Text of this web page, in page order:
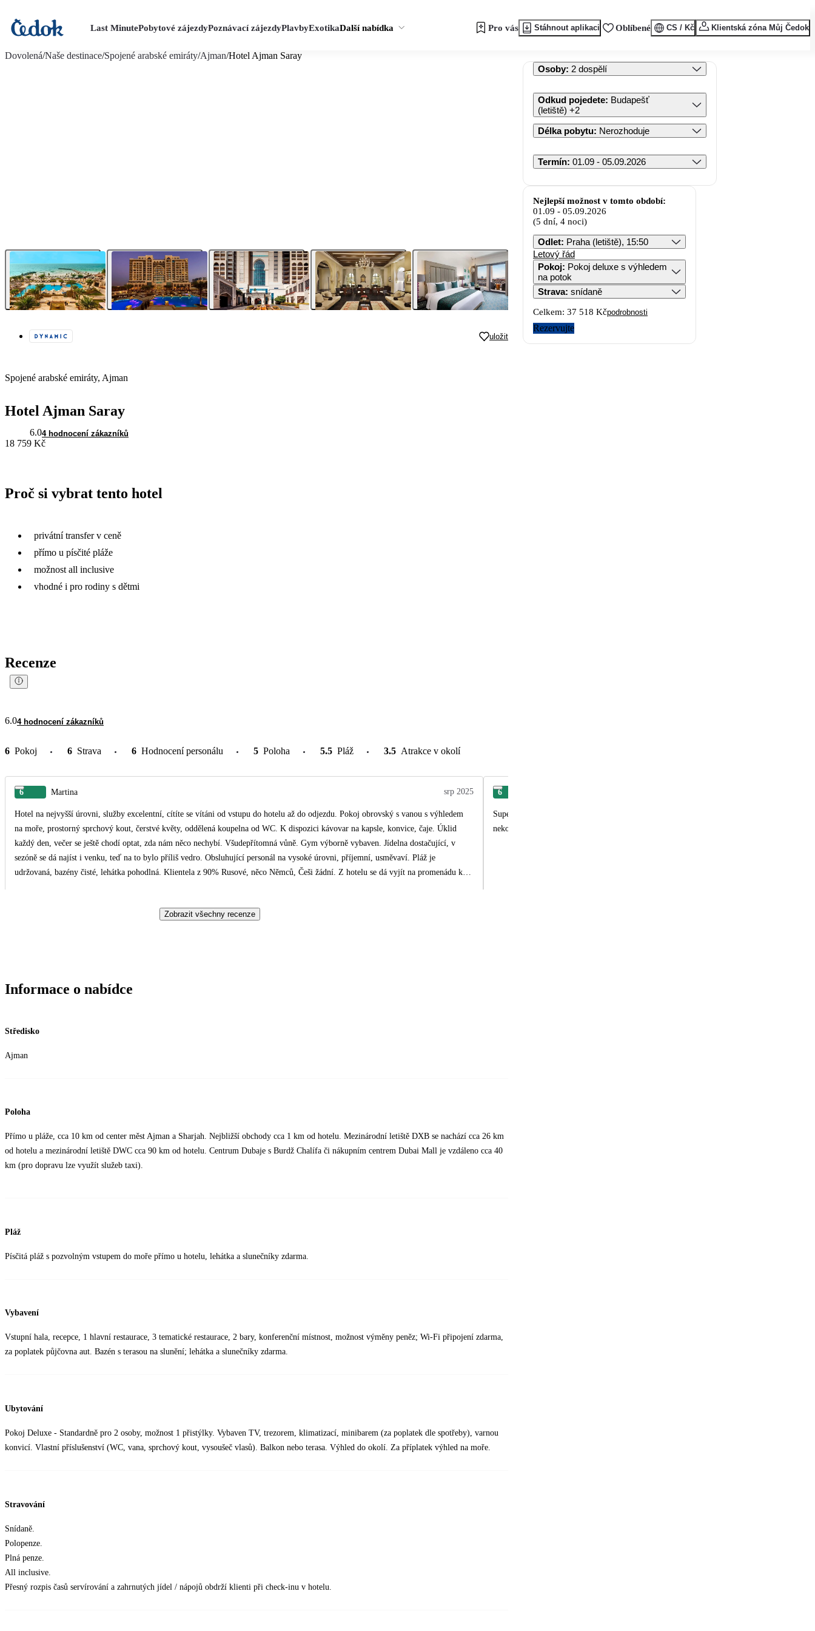
Last MinutePobytové zájezdyPoznávací zájezdyPlavbyExotikaDalší nabídka Pro vás Stáhnout aplikaci Oblíbené CS / Kč Klientská zóna Můj Čedok
Dovolená/Naše destinace/Spojené arabské emiráty/Ajman/Hotel Ajman Saray
uložit
Spojené arabské emiráty, Ajman
Hotel Ajman Saray
6.04 hodnocení zákazníků
18 759 Kč
Proč si vybrat tento hotel
privátní transfer v ceně
přímo u písčité pláže
možnost all inclusive
vhodné i pro rodiny s dětmi
Recenze
6.04 hodnocení zákazníků
6 Pokoj 6 Strava 6 Hodnocení personálu 5 Poloha 5.5 Pláž 3.5 Atrakce v okolí
6 Martina srp 2025
Hotel na nejvyšší úrovni, služby excelentní, cítíte se vítáni od vstupu do hotelu až do odjezdu. Pokoj obrovský s vanou s výhledem
na moře, prostorný sprchový kout, čerstvé květy, oddělená koupelna od WC. K dispozici kávovar na kapsle, konvice, čaje. Úklid
každý den, večer se ještě chodí optat, zda nám něco nechybí. Všudepřítomná vůně. Gym výborně vybaven. Jídelna dostačující, v
sezóně se dá najíst i venku, teď na to bylo příliš vedro. Obsluhující personál na vysoké úrovni, příjemní, usměvaví. Pláž je
udržovaná, bazény čisté, lehátka pohodlná. Klientela z 90% Rusové, něco Němců, Češi žádní. Z hotelu se dá vyjít na promenádu k
vyhodí na terminál a dělej co umíš...jinak let s Emirates úžasný zážitek, to ale víme, že...
6
Super, dobrý termín, skvělé služby hotelu, vynikající pláž, čistota. Delegátka pouze na dálku
nekomunikuje z Prahy. Preferuji setkání na místě, kvůli místní znalosti.
Zobrazit všechny recenze
Informace o nabídce
Středisko
Ajman
Poloha
Přímo u pláže, cca 10 km od center měst Ajman a Sharjah. Nejbližší obchody cca 1 km od hotelu. Mezinárodní letiště DXB se nachází cca 26 km
od hotelu a mezinárodní letiště DWC cca 90 km od hotelu. Centrum Dubaje s Burdž Chalífa či nákupním centrem Dubai Mall je vzdáleno cca 40
km (pro dopravu lze využít služeb taxi).
Pláž
Písčitá pláž s pozvolným vstupem do moře přímo u hotelu, lehátka a slunečníky zdarma.
Vybavení
Vstupní hala, recepce, 1 hlavní restaurace, 3 tematické restaurace, 2 bary, konferenční místnost, možnost výměny peněz; Wi-Fi připojení zdarma,
za poplatek půjčovna aut. Bazén s terasou na slunění; lehátka a slunečníky zdarma.
Ubytování
Pokoj Deluxe - Standardně pro 2 osoby, možnost 1 přistýlky. Vybaven TV, trezorem, klimatizací, minibarem (za poplatek dle spotřeby), varnou
konvicí. Vlastní příslušenství (WC, vana, sprchový kout, vysoušeč vlasů). Balkon nebo terasa. Výhled do okolí. Za příplatek výhled na moře.
Stravování
Snídaně.
Polopenze.
Plná penze.
All inclusive.
Přesný rozpis časů servírování a zahrnutých jídel / nápojů obdrží klienti při check-inu v hotelu.
Osoby: 2 dospělí
Odkud pojedete: Budapešť
(letiště) +2
Délka pobytu: Nerozhoduje
Termín: 01.09 - 05.09.2026
Nejlepší možnost v tomto období:
01.09 - 05.09.2026
(5 dní, 4 noci)
Odlet: Praha (letiště), 15:50
Letový řád
Pokoj: Pokoj deluxe s výhledem
na potok
Strava: snídaně
Celkem: 37 518 Kčpodrobnosti
Rezervujte